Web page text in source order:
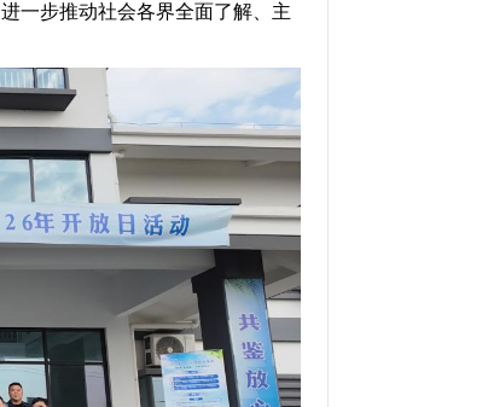
一步推动社会各界全面了解、主